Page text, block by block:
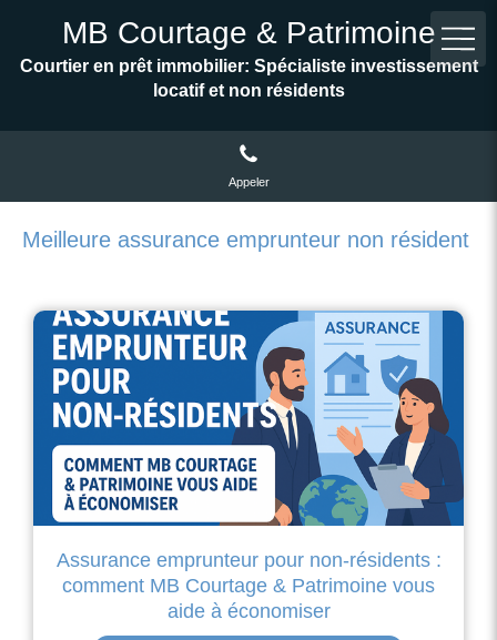
MB Courtage & Patrimoine
Courtier en prêt immobilier: Spécialiste investissement
locatif et non résidents
Appeler
Meilleure assurance emprunteur non résident
Assurance emprunteur pour non-résidents :
comment MB Courtage & Patrimoine vous
aide à économiser